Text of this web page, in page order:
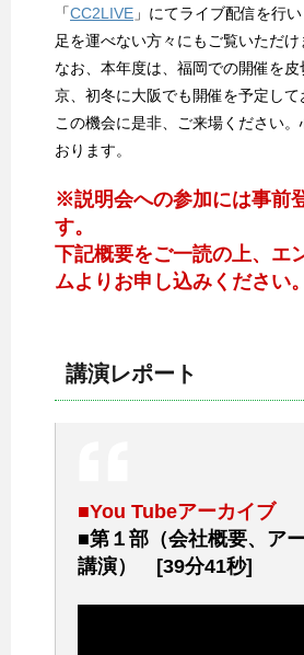
「CC2LIVE 」にてライブ配信を行
足を運べない方々にもご覧いただけ
なお、本年度は、福岡での開催を
京、初冬に大阪でも開催を予定して
この機会に是非、ご来場ください
おります。
※説明会への参加には事前
す。
下記概要をご一読の上、エ
ムよりお申し込みください。
講演レポート
■You Tubeアーカイブ
■第１部（会社概要、ア
講演） [39分41秒]